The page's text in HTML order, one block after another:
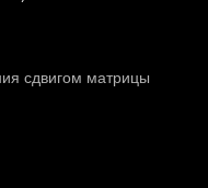
сдвигом матрицы